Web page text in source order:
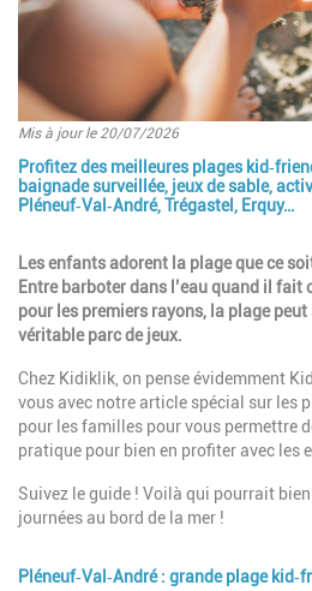
Mis à jour le 20/07/2026
Introduction
Profitez des meilleures plages
baignade surveillée, jeux de sable,
Pléneuf‑Val‑André, Trégastel, Erquy…
Description
Les enfants adorent la plage que ce
Entre barboter dans l’eau quand il fait
pour les premiers rayons, la plage
véritable parc de jeux.
Chez Kidiklik, on pense évidemment
vous avec notre article spécial sur les
pour les familles pour vous permettre
pratique pour bien en profiter avec les
Suivez le guide ! Voilà qui pourrait
journées au bord de la mer !
Pléneuf‑Val‑André : grande plage